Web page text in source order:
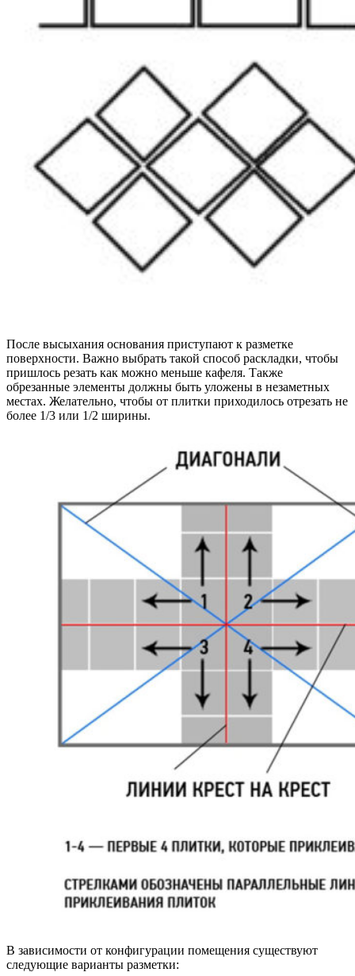
После высыхания основания приступают к разметке
поверхности. Важно выбрать такой способ раскладки, чтобы
пришлось резать как можно меньше кафеля. Также
обрезанные элементы должны быть уложены в незаметных
местах. Желательно, чтобы от плитки приходилось отрезать не
более 1/3 или 1/2 ширины.
В зависимости от конфигурации помещения существуют
следующие варианты разметки: